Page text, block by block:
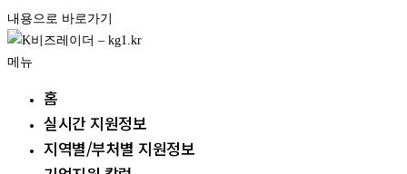
내용으로 바로가기
메뉴
홈
실시간 지원정보
지역별/부처별 지원정보